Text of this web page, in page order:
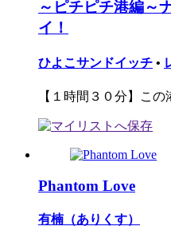
～ピチピチ港編～
イ！
ひよこサンドイッチ •
【１時間３０分】こ
Phantom Love
有楠（ありくす）